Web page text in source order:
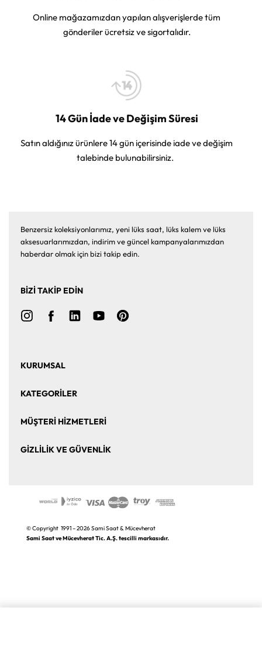
Online mağazamızdan yapılan alışverişlerde tüm
gönderiler ücretsiz ve sigortalıdır.
14 Gün İade ve Değişim Süresi
Satın aldığınız ürünlere 14 gün içerisinde iade ve değişim
talebinde bulunabilirsiniz.
Benzersiz koleksiyonlarımız, yeni lüks saat, lüks kalem ve lüks
aksesuarlarımızdan, indirim ve güncel kampanyalarımızdan
haberdar olmak için bizi takip edin.
BİZİ TAKİP EDİN
KURUMSAL
KATEGORİLER
Kalem ve Aksesuar
MÜŞTERİ HİZMETLERİ
GİZLİLİK VE GÜVENLİK
© Copyright 1991 – 2026 Sami Saat & Mücevherat
Sami Saat ve Mücevherat Tic. A.Ş. tescilli markasıdır.